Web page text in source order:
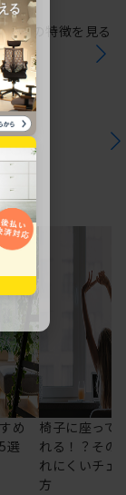
ーズの特徴を見る
め
選
椅子に座って
れる！？その
れにくいチェ
方